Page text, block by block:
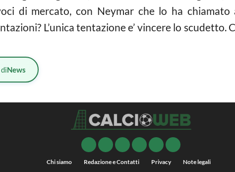
di mercato, con Neymar che lo ha
L’unica tentazione e’ vincere lo scudetto.
News
Chi siamo Redazione e Contatti Privacy Note legali